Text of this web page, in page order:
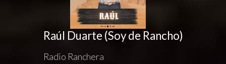
Raúl Duarte (Soy de Rancho)
Radio Ranchera